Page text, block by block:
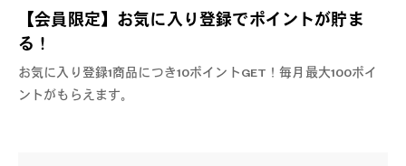
【会員限定】お気に入り登録でポイントが貯ま
る！
お気に入り登録1商品につき10ポイントGET！毎月最大100ポイ
ントがもらえます。